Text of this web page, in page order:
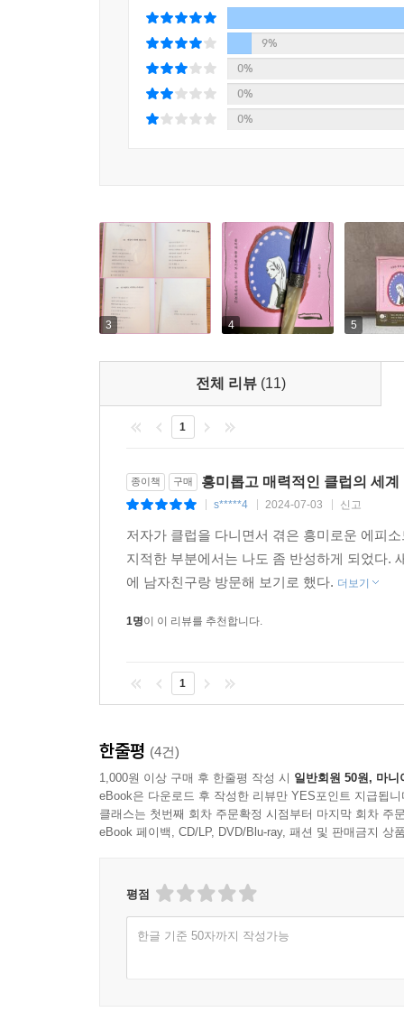
깊은 음악 사이 펼쳐지는 새로운 세계
미디어에서 클럽은 대개 ‘일탈과 향락’의 공간
그려진다. 하지만 실제 소규모 언더그라운드 클
춤을 춘다. 다양한 장르 기반의 디제이들이 각
9%
0%
0%
0%
3 4 5
전체 리뷰 (11)
1
종이책 구매 흥미롭고 매력적인 클럽의 세계
s*****4 2024-07-03 신고
저자가 클럽을 다니면서 겪은 흥미로운 에피
지적한 부분에서는 나도 좀 반성하게 되었다.
에 남자친구랑 방문해 보기로 했다. 더보기
1명이 이 리뷰를 추천합니다.
1
한줄평 (4건)
1,000원 이상 구매 후 한줄평 작성 시 일반회원 50원, 마니
eBook은 다운로드 후 작성한 리뷰만 YES포인트 지급됩니
클래스는 첫번째 회차 주문확정 시점부터 마지막 회차 주
eBook 페이백, CD/LP, DVD/Blu-ray, 패션 및 판매금지 상
평점
한글 기준 50자까지 작성가능